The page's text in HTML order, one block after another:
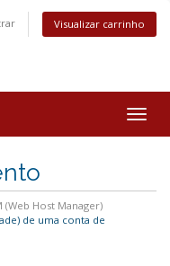
Visualizar carrinho
(Web Host Manager)
de uma conta de